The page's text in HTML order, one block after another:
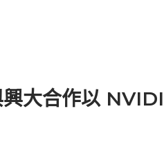
興大合作以